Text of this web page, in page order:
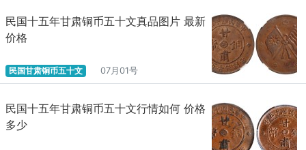
民国十五年甘肃铜币五十文真品图片 最新
价格
民国甘肃铜币五十文 07月01号
民国十五年甘肃铜币五十文行情如何 价格
多少